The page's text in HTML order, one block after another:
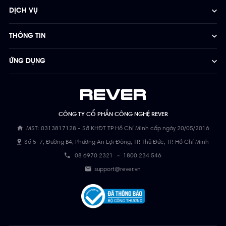
CÔNG TY CỔ PHẦN CÔNG NGHỆ REVER
MST: 0313817128 - Sở KHĐT TP Hồ Chí Minh cấp ngày 20/05/2016
Số 5-7, Đường B4, Phường An Lợi Đông, TP. Thủ Đức, TP. Hồ Chí Minh
08 6970 2321 - 1800 234 546
support@rever.vn
DỊCH VỤ
THÔNG TIN
ỨNG DỤNG